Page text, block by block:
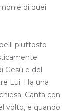
di quei
piuttosto
Gesù e del
Lui. Ha una
Canta con
volto, e quando